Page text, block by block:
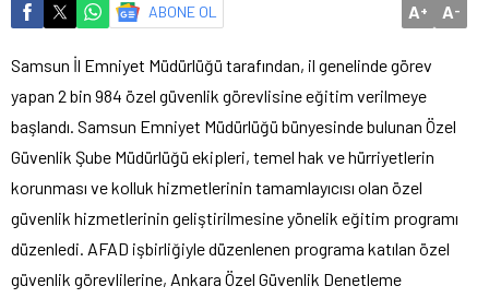
ABONE OL A+ A-
Samsun İl Emniyet Müdürlüğü tarafından, il genelinde görev
yapan 2 bin 984 özel güvenlik görevlisine eğitim verilmeye
başlandı. Samsun Emniyet Müdürlüğü bünyesinde bulunan Özel
Güvenlik Şube Müdürlüğü ekipleri, temel hak ve hürriyetlerin
korunması ve kolluk hizmetlerinin tamamlayıcısı olan özel
güvenlik hizmetlerinin geliştirilmesine yönelik eğitim programı
düzenledi. AFAD işbirliğiyle düzenlenen programa katılan özel
güvenlik görevlilerine, Ankara Özel Güvenlik Denetleme